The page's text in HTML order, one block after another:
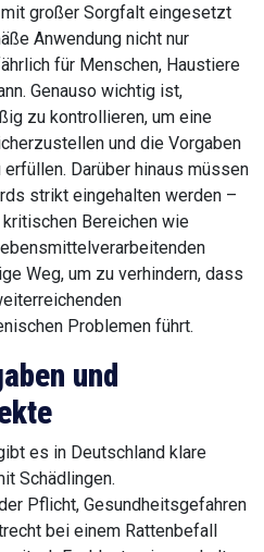
großer Sorgfalt eingesetzt
Anwendung nicht nur
für Menschen, Haustiere
Genauso wichtig ist,
zu kontrollieren, um eine
und die Vorgaben
Darüber hinaus müssen
strikt eingehalten werden –
Bereichen wie
Weg, um zu verhindern, dass
Problemen führt.
und
es in Deutschland klare
Schädlingen.
Pflicht, Gesundheitsgefahren
bei einem Rattenbefall